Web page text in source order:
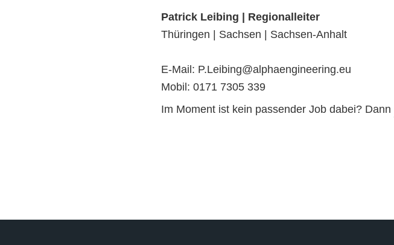
Patrick Leibing | Regionalleiter
Thüringen | Sachsen | Sachsen-Anhalt
E-Mail: P.Leibing@alphaengineering.eu
Mobil: 0171 7305 339
Im Moment ist kein passender Job dabei? Dann